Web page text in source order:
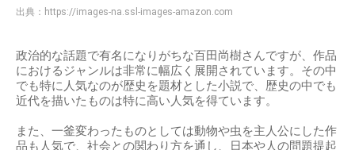
出典： https://images-na.ssl-images-amazon.com
政治的な話題で有名になりがちな百田尚樹さんですが、作品
におけるジャンルは非常に幅広く展開されています。その中
でも特に人気なのが歴史を題材とした小説で、歴史の中でも
近代を描いたものは特に高い人気を得ています。
また、一釜変わったものとしては動物や虫を主人公にした作
品も人気で、社会との関わり方を通し、日本や人の問題提起